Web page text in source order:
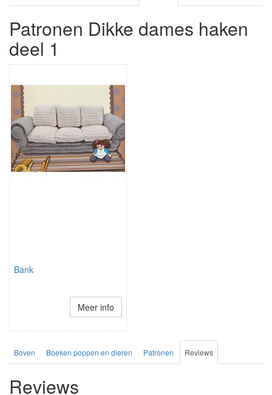
Patronen Dikke dames haken
deel 1
Bank
Meer info
Boven Boeken poppen en dieren Patronen Reviews
Reviews